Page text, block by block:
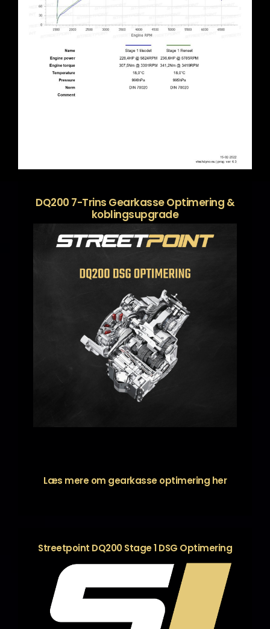
DQ200 7-Trins Gearkasse Optimering &
koblingsupgrade
Læs mere om gearkasse optimering her
Streetpoint DQ200 Stage 1 DSG Optimering